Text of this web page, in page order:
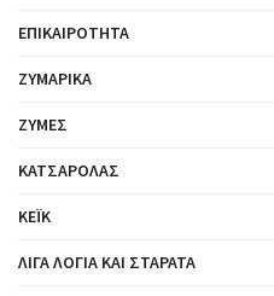
ΕΠΙΚΑΙΡΌΤΗΤΑ
ΖΥΜΑΡΙΚΆ
ΖΎΜΕΣ
ΚΑΤΣΑΡΌΛΑΣ
ΚΈΙΚ
ΛΊΓΑ ΛΌΓΙΑ ΚΑΙ ΣΤΑΡΆΤΑ